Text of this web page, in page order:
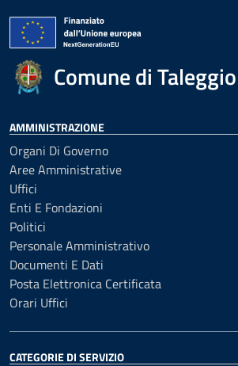
Comune di Taleggio
AMMINISTRAZIONE
Organi Di Governo
Aree Amministrative
Uffici
Enti E Fondazioni
Politici
Personale Amministrativo
Documenti E Dati
Posta Elettronica Certificata
Orari Uffici
CATEGORIE DI SERVIZIO